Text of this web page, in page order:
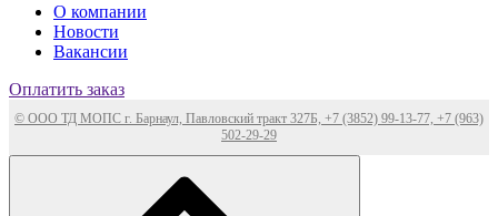
О компании
Новости
Вакансии
Оплатить заказ
© ООО ТД МОПС г. Барнаул, Павловский тракт 327Б, +7 (3852) 99-13-77, +7 (963)
502-29-29